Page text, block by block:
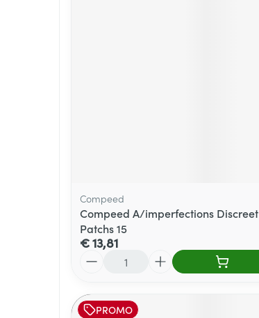
Compeed
Compeed A/imperfections Discreet
Patchs 15
€ 13,81
PROMO